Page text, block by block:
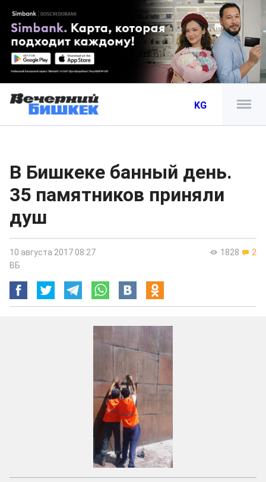
KG
В Бишкеке банный день.
35 памятников приняли
душ
1828 2
10 августа 2017 08:27
ВБ